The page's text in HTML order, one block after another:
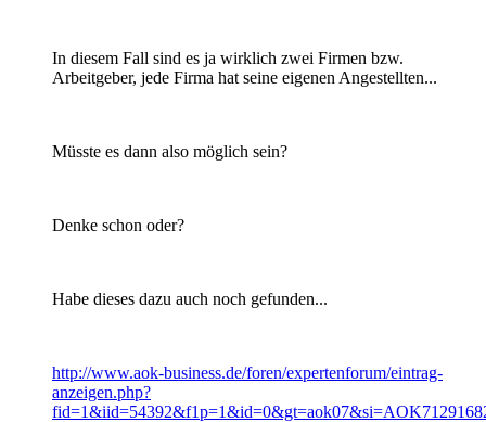
In diesem Fall sind es ja wirklich zwei Firmen bzw.
Arbeitgeber, jede Firma hat seine eigenen Angestellten...
Müsste es dann also möglich sein?
Denke schon oder?
Habe dieses dazu auch noch gefunden...
http://www.aok-business.de/foren/expertenforum/eintrag-
anzeigen.php?